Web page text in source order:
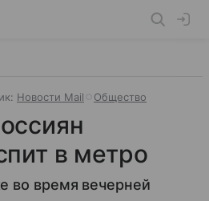
Новости Mail Общество
в метро
во время вечерней